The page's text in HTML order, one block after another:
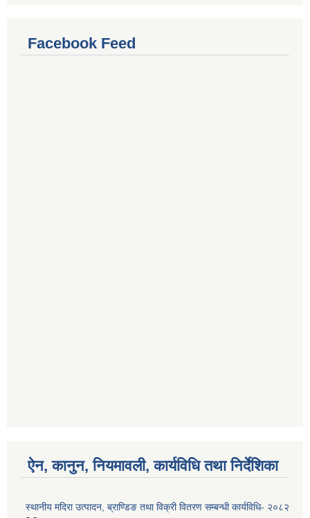
Facebook Feed
ऐन, कानुन, नियमावली, कार्यविधि तथा निर्देशिका
स्थानीय मदिरा उत्पादन, ब्राण्डिङ तथा विक्री वितरण सम्बन्धी कार्यविधि- २०८२